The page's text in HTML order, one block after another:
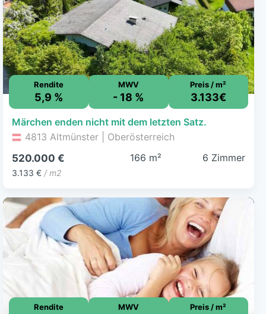
Rendite
5,9 %
MWV
- 18 %
Preis / m²
3.133€
Märchen enden nicht mit dem letzten Satz.
4813 Altmünster | Oberösterreich
520.000 €
3.133 € / m2
166 m² 6 Zimmer
Rendite MWV Preis / m²